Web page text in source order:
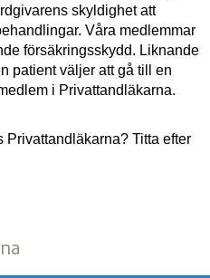
skyldighet att
Våra medlemmar
försäkringsskydd. Liknande
patient väljer att gå till en
i Privattandläkarna.
Titta efter